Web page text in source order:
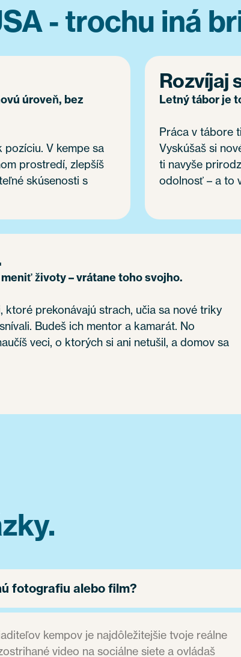
- trochu iná
úroveň, bez
V kempe sa
prostredí, zlepšíš
skúsenosti s
Rozvíjaj
Letný tábor je
Práca v tábore
Vyskúšaš si
ti navyše
odolnosť – a to
životy – vrátane toho svojho.
ktoré prekonávajú strach, učia sa nové triky
Budeš ich mentor a kamarát. No
veci, o ktorých si ani netušil, a domov sa
fotografiu alebo film?
kempov je najdôležitejšie tvoje reálne
video na sociálne siete a ovládaš